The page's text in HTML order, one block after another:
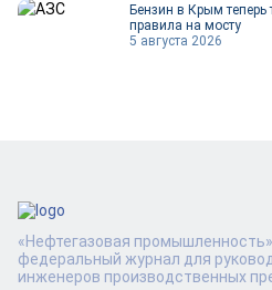
Бензин в Крым теперь
правила на мосту
5 августа 2026
«Нефтегазовая
федеральный журнал для
инженеров производственных